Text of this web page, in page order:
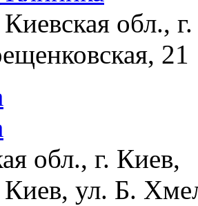
обл.,
21
обл., г. Киев,
ул. Б.